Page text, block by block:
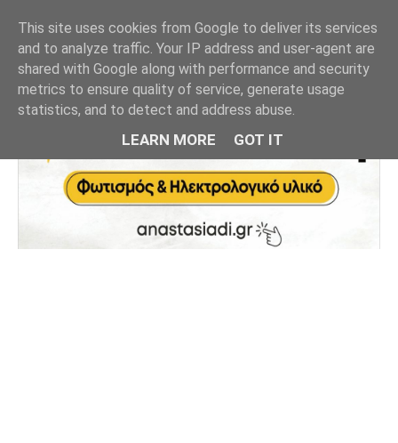
This site uses cookies from Google to deliver its services
and to analyze traffic. Your IP address and user-agent are
shared with Google along with performance and security
metrics to ensure quality of service, generate usage
statistics, and to detect and address abuse.
LEARN MORE GOT IT